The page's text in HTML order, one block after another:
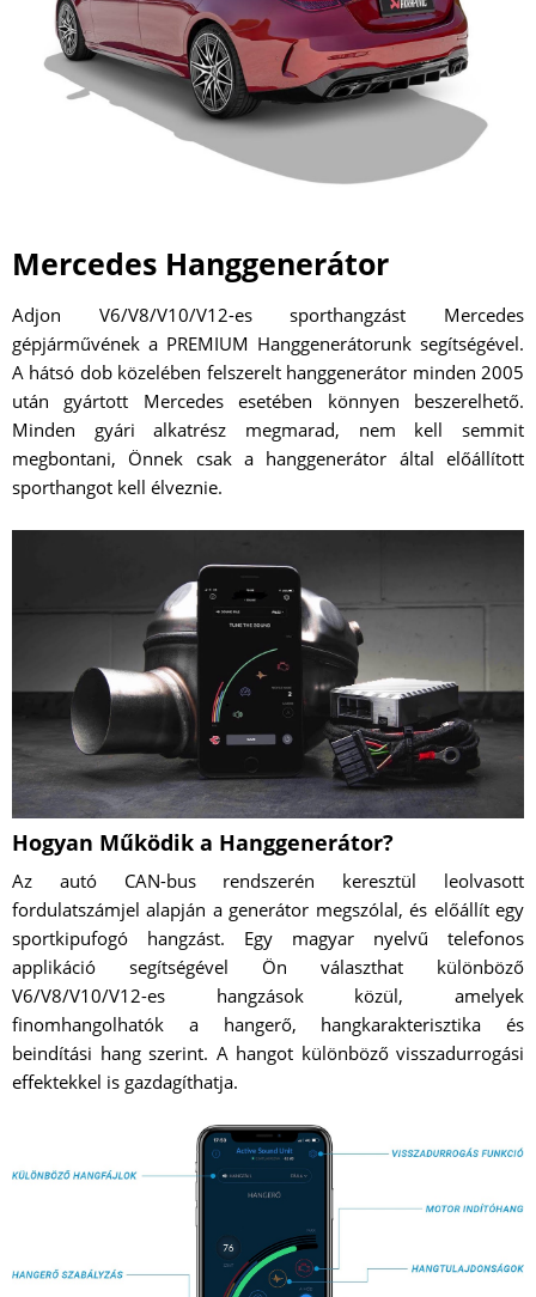
Mercedes Hanggenerátor
Adjon V6/V8/V10/V12-es sporthangzást Mercedes
gépjárművének a PREMIUM Hanggenerátorunk segítségével.
A hátsó dob közelében felszerelt hanggenerátor minden 2005
után gyártott Mercedes esetében könnyen beszerelhető.
Minden gyári alkatrész megmarad, nem kell semmit
megbontani, Önnek csak a hanggenerátor által előállított
sporthangot kell élveznie.
Hogyan Működik a Hanggenerátor?
Az autó CAN-bus rendszerén keresztül leolvasott
fordulatszámjel alapján a generátor megszólal, és előállít egy
sportkipufogó hangzást. Egy magyar nyelvű telefonos
applikáció segítségével Ön választhat különböző
V6/V8/V10/V12-es hangzások közül, amelyek
finomhangolhatók a hangerő, hangkarakterisztika és
beindítási hang szerint. A hangot különböző visszadurrogási
effektekkel is gazdagíthatja.